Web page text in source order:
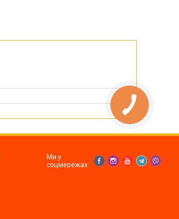
Ми у
соцмережах: